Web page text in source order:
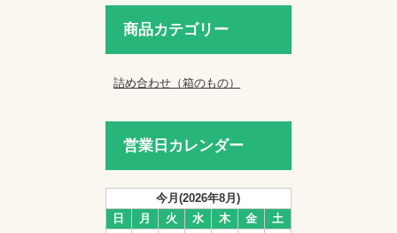
商品カテゴリー
詰め合わせ（箱のもの）
営業日カレンダー
今月(2026年8月)
日
月 火 水 木 金
土